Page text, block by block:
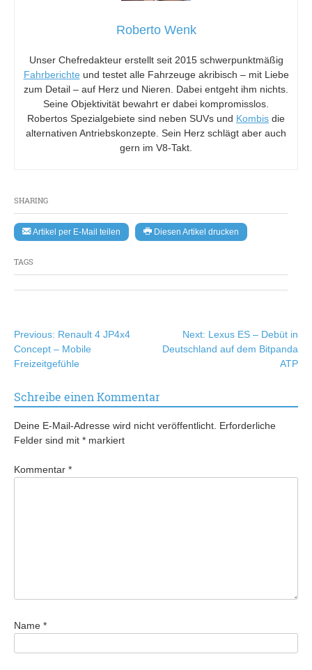
SHARING
Artikel per E-Mail teilen Diesen Artikel drucken
TAGS
Roberto Wenk
Unser Chefredakteur erstellt seit 2015 schwerpunktmäßig
Fahrberichte und testet alle Fahrzeuge akribisch – mit Liebe
zum Detail – auf Herz und Nieren. Dabei entgeht ihm nichts.
Seine Objektivität bewahrt er dabei kompromisslos.
Robertos Spezialgebiete sind neben SUVs und Kombis die
alternativen Antriebskonzepte. Sein Herz schlägt aber auch
gern im V8-Takt.
Beitragsnavigation
Previous: Renault 4 JP4x4
Concept – Mobile
Freizeitgefühle
Next: Lexus ES – Debüt in
Deutschland auf dem Bitpanda
ATP
Schreibe einen Kommentar
Deine E-Mail-Adresse wird nicht veröffentlicht. Erforderliche
Felder sind mit * markiert
Kommentar *
Name *